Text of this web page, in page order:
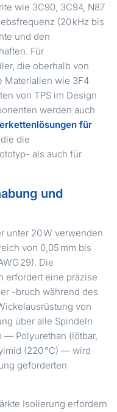
wie 3C90, 3C94, N87
(20 kHz bis
und den
Für
die oberhalb von
Materialien wie 3F4
von TPS im Design
werden auch
für
die
als auch für
und
unter 20 W verwenden
von 0,05 mm bis
29). Die
erfordert eine präzise
-bruch während des
von
über alle Spindeln
— Polyurethan (lötbar,
(220 °C) — wird
geforderten
Isolierung erfordern